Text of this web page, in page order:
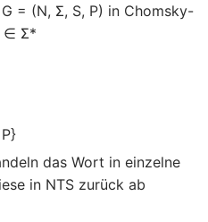
= (N, Σ, S, P) in Chomsky-
∈ Σ*
das Wort in einzelne
in NTS zurück ab